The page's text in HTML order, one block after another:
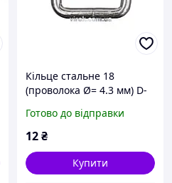
Кільце стальне 18
(проволока Ø= 4.3 мм) D-
Готово до відправки
12₴
Купити